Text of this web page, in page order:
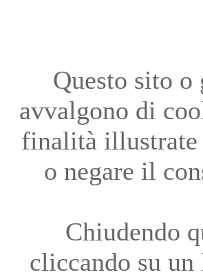
Questo sito
avvalgono di
finalità illustrate
o negare il
Chiudendo
cliccando su